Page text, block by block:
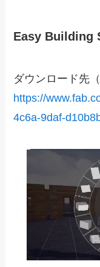
Easy Building
ダウンロード先（
https://
4c6a-9daf-